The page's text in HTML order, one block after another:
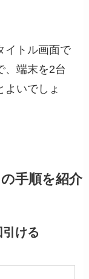
イトル画面で
、端末を2台
よいでしょ
手順を紹介
ける